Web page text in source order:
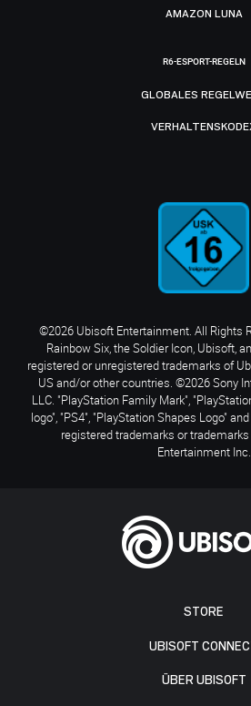
STORE
UBISOFT
ÜBER UBISOFT
AMAZON LUNA
R6-ESPORT-REGELN
GLOBALES
©2026 Ubisoft Entertainment. All Rights
Rainbow Six, the Soldier Icon, Ubisoft,
registered or unregistered trademarks of
US and/or other countries. ©2026 Sony
LLC. "PlayStation Family Mark",
logo", "PS4", "PlayStation Shapes Logo"
registered trademarks or
Entertainment Inc.